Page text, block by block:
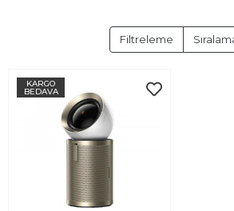
Filtreleme
KARGO
BEDAVA